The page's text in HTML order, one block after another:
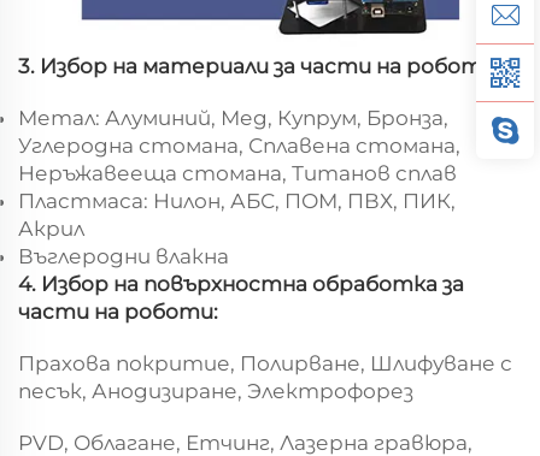
3. Избор на материали за части на роботи:
Метал: Алуминий, Мед, Купрум, Бронза,
Углеродна стомана, Сплавена стомана,
Неръжавееща стомана, Титанов сплав
Пластмаса: Нилон, АБС, ПОМ, ПВХ, ПИК,
Акрил
Въглеродни влакна
4. Избор на повърхностна обработка за
части на роботи:
Прахова покритие, Полирване, Шлифуване с
песък, Анодизиране, Электрофорез
PVD, Облагане, Етчинг, Лазерна гравюра,